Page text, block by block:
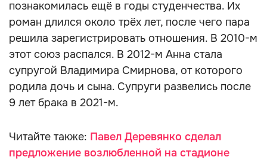
познакомилась ещё в годы студенчества. Их
роман длился около трёх лет, после чего пара
решила зарегистрировать отношения. В 2010-м
этот союз распался. В 2012-м Анна стала
супругой Владимира Смирнова, от которого
родила дочь и сына. Супруги развелись после
9 лет брака в 2021-м.
Читайте также: Павел Деревянко сделал
предложение возлюбленной на стадионе